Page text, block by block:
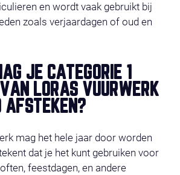
en wordt vaak gebruikt bij
zoals verjaardagen of oud en
JE CATEGORIE 1
LORAS VUURWERK
AFSTEKEN?
mag het hele jaar door worden
dat je het kunt gebruiken voor
feestdagen, en andere